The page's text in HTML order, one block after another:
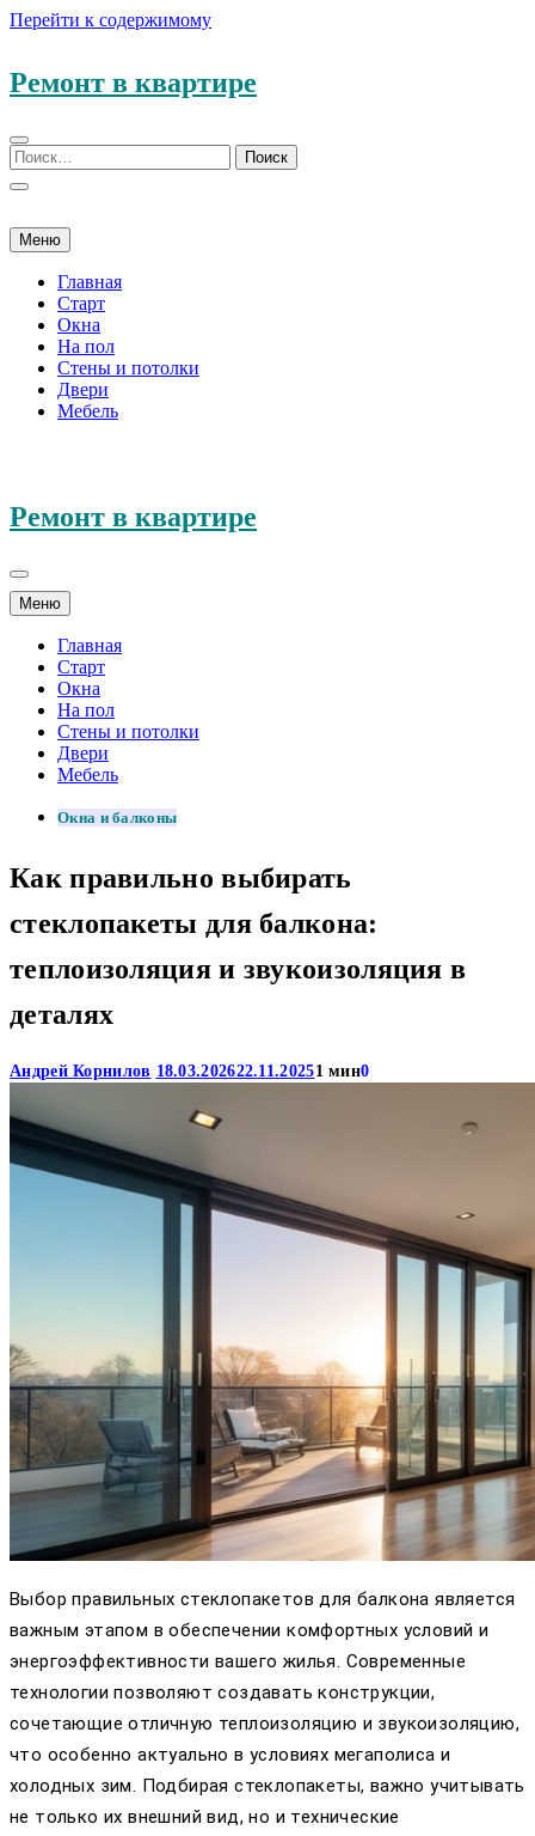
Перейти к содержимому
Ремонт в квартире
Меню
Главная
Старт
Окна
На пол
Стены и потолки
Двери
Мебель
Ремонт в квартире
Меню
Главная
Старт
Окна
На пол
Стены и потолки
Двери
Мебель
Окна и балконы
Как правильно выбирать
стеклопакеты для балкона:
теплоизоляция и звукоизоляция в
деталях
Андрей Корнилов 18.03.202622.11.20251 мин0
Выбор правильных стеклопакетов для балкона является
важным этапом в обеспечении комфортных условий и
энергоэффективности вашего жилья. Современные
технологии позволяют создавать конструкции,
сочетающие отличную теплоизоляцию и звукоизоляцию,
что особенно актуально в условиях мегаполиса и
холодных зим. Подбирая стеклопакеты, важно учитывать
не только их внешний вид, но и технические